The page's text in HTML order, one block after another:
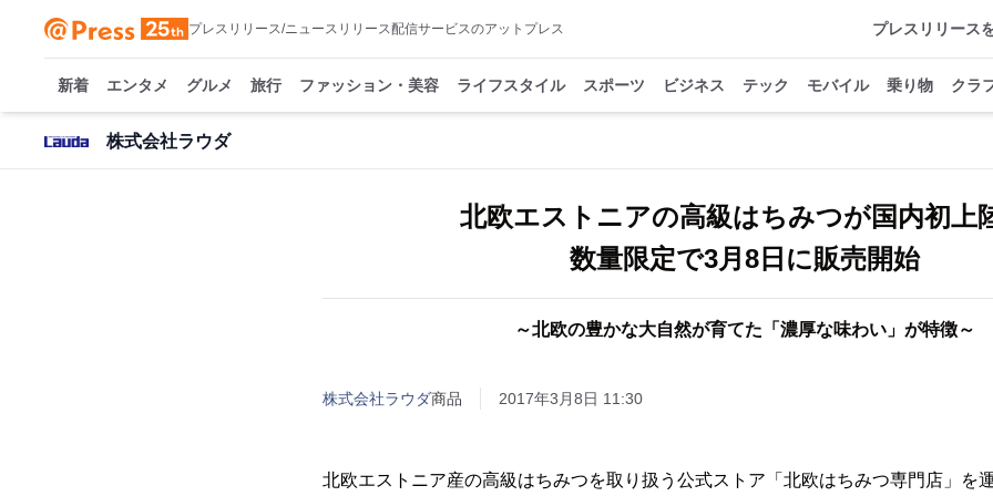
プレスリリース/ニュースリリース配信サービスのアットプレス プレスリリース
新着 エンタメ グルメ 旅行 ファッション・美容 ライフスタイル スポーツ ビジネス テック モバイル 乗り物 クラ
株式会社ラウダ
北欧エストニアの高級はちみつが国内初上
数量限定で3月8日に販売開始
～北欧の豊かな大自然が育てた「濃厚な味わい」が特徴～
株式会社ラウダ商品 2017年3月8日 11:30
北欧エストニア産の高級はちみつを取り扱う公式ストア「北欧はちみつ専門店」を